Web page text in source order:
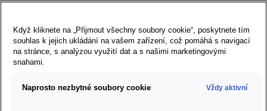
Česká republika
Když kliknete na „Přijmout všechny soubory cookie“, poskytnete tím
souhlas k jejich ukládání na vašem zařízení, což pomáhá s navigací
na stránce, s analýzou využití dat a s našimi marketingovými
snahami.
Naprosto nezbytné soubory cookie Vždy aktivní